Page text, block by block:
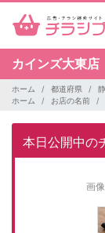
カインズ大東店
ホーム 都道府県
ホーム
お店の名前
本日公開中の
画